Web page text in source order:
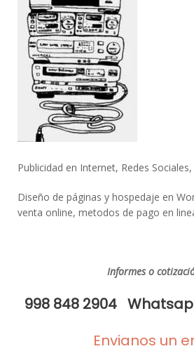
Publicidad en Internet, Redes
Diseño de páginas y hospedaje en
venta online, metodos de pago en
Informes o
998 848 2904
Envianos un